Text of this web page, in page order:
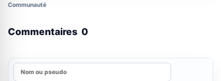
Communauté
Commentaires 0